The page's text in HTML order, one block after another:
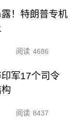
！特朗普专机
阅读 4686
军17个司令
阅读 8437